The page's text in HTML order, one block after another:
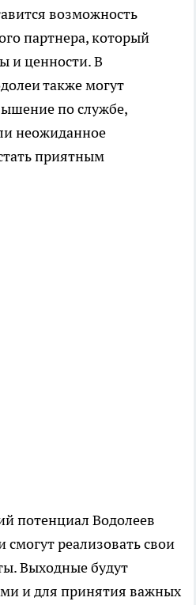
возможность
партнера, который
и ценности. В
также могут
по службе,
неожиданное
приятным
потенциал Водолеев
смогут реализовать свои
Выходные будут
и для принятия важных